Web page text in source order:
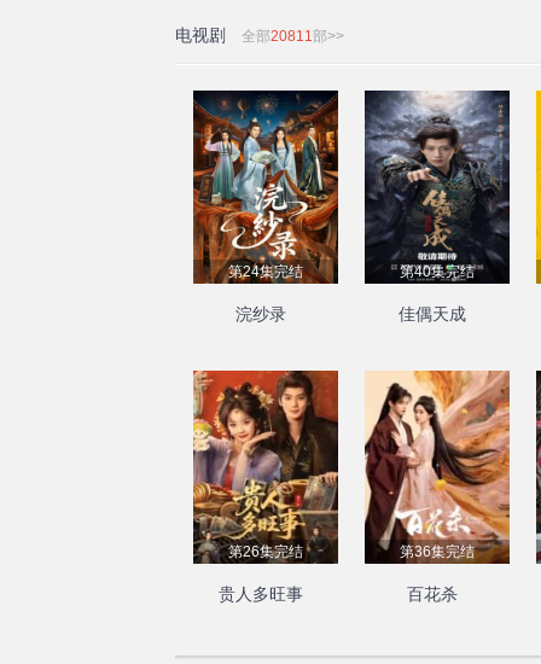
电视剧 全部20811部>>
第24集完结
浣纱录
第40集完结
佳偶天成
第26集完结
贵人多旺事
第36集完结
百花杀